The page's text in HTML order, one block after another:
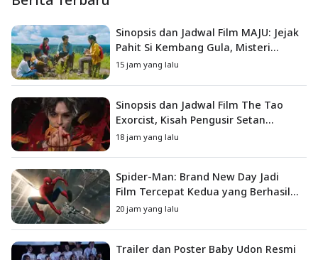
Sinopsis dan Jadwal Film MAJU: Jejak
Pahit Si Kembang Gula, Misteri
Hilangnya Bagas di Lokasi Jambore
15 jam yang lalu
Sinopsis dan Jadwal Film The Tao
Exorcist, Kisah Pengusir Setan
Melawan Kutukan Mematikan
18 jam yang lalu
Spider-Man: Brand New Day Jadi
Film Tercepat Kedua yang Berhasil
Tembus US$1 Miliar
20 jam yang lalu
Trailer dan Poster Baby Udon Resmi